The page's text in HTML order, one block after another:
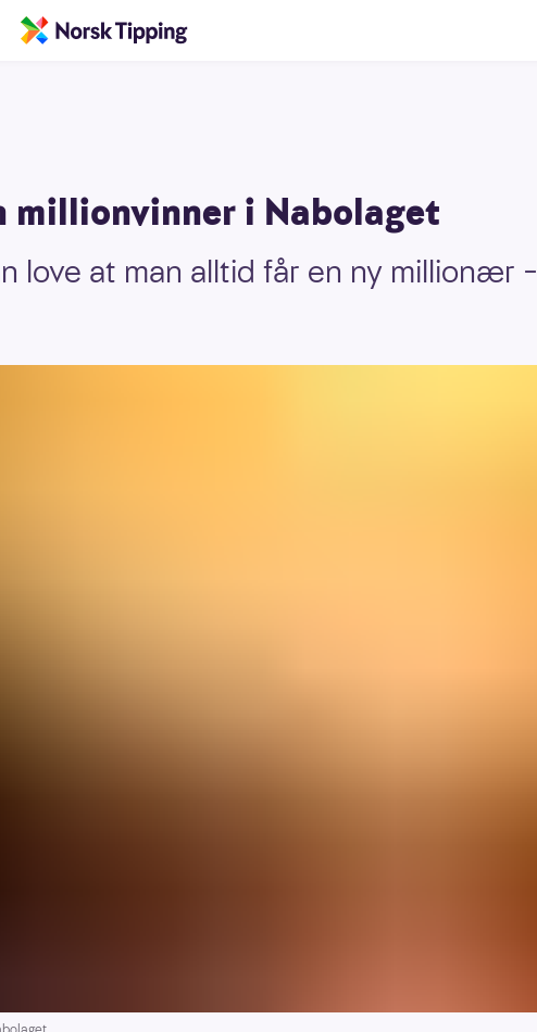
millionvinner i Nabolaget
love at man alltid får en ny millionær –